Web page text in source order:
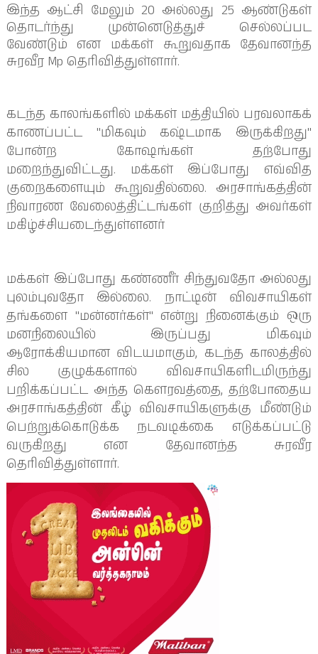
இந்த ஆட்சி மேலும் 20 அல்லது 25 ஆண்டுகள்
தொடர்ந்து முன்னெடுத்துச் செல்லப்பட
வேண்டும் என மக்கள் கூறுவதாக தேவானந்த
சுரவீர Mp தெரிவித்துள்ளார்.
கடந்த காலங்களில் மக்கள் மத்தியில் பரவலாகக்
காணப்பட்ட "மிகவும் கஷ்டமாக இருக்கிறது"
போன்ற கோஷங்கள் தற்போது
மறைந்துவிட்டது. மக்கள் இப்போது எவ்வித
குறைகளையும் கூறுவதில்லை. அரசாங்கத்தின்
நிவாரண வேலைத்திட்டங்கள் குறித்து அவர்கள்
மகிழ்ச்சியடைந்துள்ளனர்
மக்கள் இப்போது கண்ணீர் சிந்துவதோ அல்லது
புலம்புவதோ இல்லை. நாட்டின் விவசாயிகள்
தங்களை "மன்னர்கள்" என்று நினைக்கும் ஒரு
மனநிலையில் இருப்பது மிகவும்
ஆரோக்கியமான விடயமாகும், கடந்த காலத்தில்
சில குழுக்களால் விவசாயிகளிடமிருந்து
பறிக்கப்பட்ட அந்த கௌரவத்தை, தற்போதைய
அரசாங்கத்தின் கீழ் விவசாயிகளுக்கு மீண்டும்
பெற்றுக்கொடுக்க நடவடிக்கை எடுக்கப்பட்டு
வருகிறது என தேவானந்த சுரவீர
தெரிவித்துள்ளார்.